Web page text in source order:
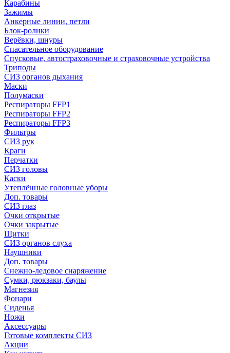
Карабины
Зажимы
Анкерные линии, петли
Блок-ролики
Верёвки, шнуры
Спасательное оборудование
Спусковые, автостраховочные и страховочные устройства
Триподы
СИЗ органов дыхания
Маски
Полумаски
Респираторы FFP1
Респираторы FFP2
Респираторы FFP3
Фильтры
СИЗ рук
Краги
Перчатки
СИЗ головы
Каски
Утеплённые головные уборы
Доп. товары
СИЗ глаз
Очки открытые
Очки закрытые
Щитки
СИЗ органов слуха
Наушники
Доп. товары
Снежно-ледовое снаряжение
Сумки, рюкзаки, баулы
Магнезия
Фонари
Сиденья
Ножи
Аксессуары
Готовые комплекты СИЗ
Акции